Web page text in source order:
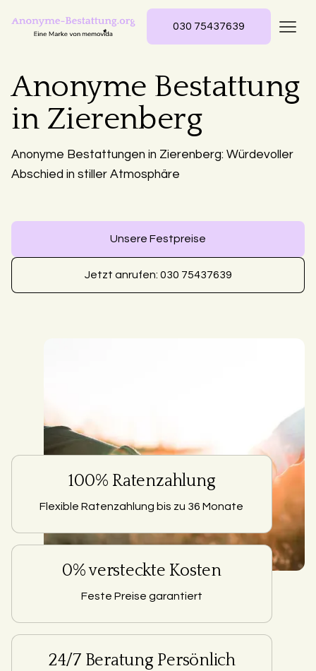
030 75437639
Anonyme Bestattung
in Zierenberg
Anonyme Bestattungen in Zierenberg: Würdevoller
Abschied in stiller Atmosphäre
Unsere Festpreise
Jetzt anrufen: 030 75437639
100% Ratenzahlung
Flexible Ratenzahlung bis zu 36 Monate
0% versteckte Kosten
Feste Preise garantiert
24/7 Beratung Persönlich